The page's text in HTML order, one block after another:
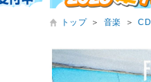
トップ ＞ 音楽 ＞ CD